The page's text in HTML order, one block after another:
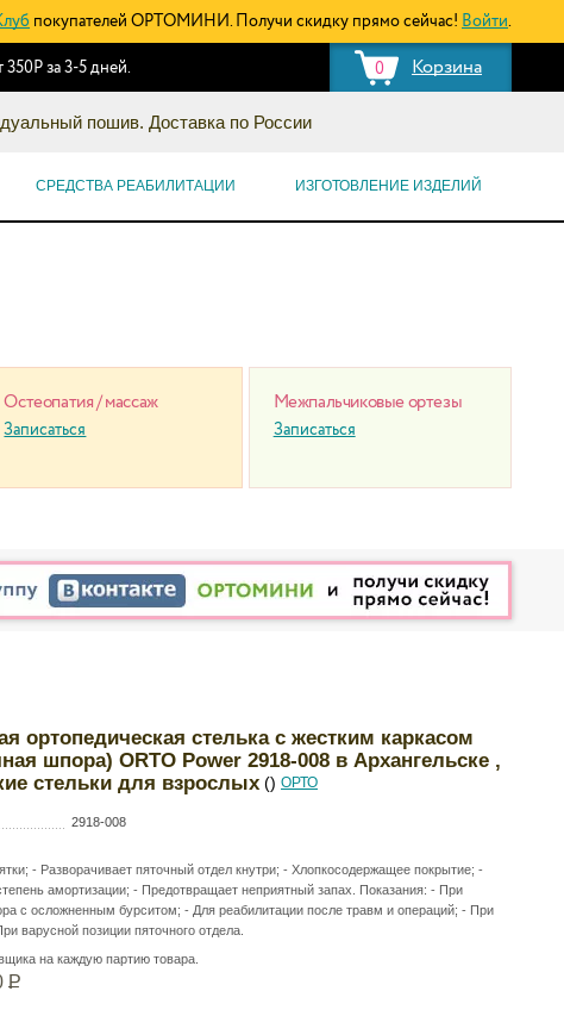
покупателей ОРТОМИНИ. Получи скидку прямо сейчас! Войти.
0 Корзина
350Р за 3-5 дней.
пошив. Доставка по России
СРЕДСТВА РЕАБИЛИТАЦИИ ИЗГОТОВЛЕНИЕ ИЗДЕЛИЙ
Остеопатия / массаж
Записаться
Межпальчиковые ортезы
Записаться
ортопедическая стелька с жестким каркасом
шпора) ORTO Power 2918-008 в Архангельске ,
стельки для взрослых () ОРТО
2918-008
- Разворачивает пяточный отдел кнутри; - Хлопкосодержащее покрытие; -
амортизации; - Предотвращает неприятный запах. Показания: - При
с осложненным бурситом; - Для реабилитации после травм и операций; - При
варусной позиции пяточного отдела.
на каждую партию товара.
Р